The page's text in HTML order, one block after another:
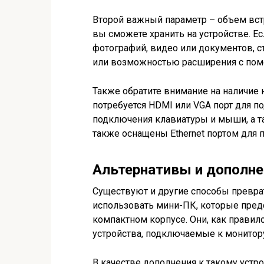
Второй важный параметр – объем
вы сможете хранить на устройстве.
фотографий, видео или документов,
или возможностью расширения с
Также обратите внимание на
потребуется HDMI или VGA порт для
подключения клавиатуры и мыши, а
также оснащены Ethernet портом для
Альтернативы и
Существуют и другие способы
использовать мини-ПК, которые
компактном корпусе. Они, как
устройства, подключаемые к